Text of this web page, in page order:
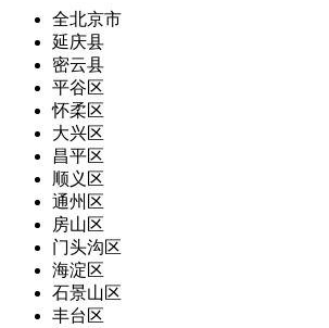
全北京市
延庆县
密云县
平谷区
怀柔区
大兴区
昌平区
顺义区
通州区
房山区
门头沟区
海淀区
石景山区
丰台区